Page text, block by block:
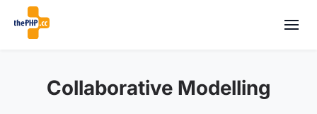
Collaborative Modelling